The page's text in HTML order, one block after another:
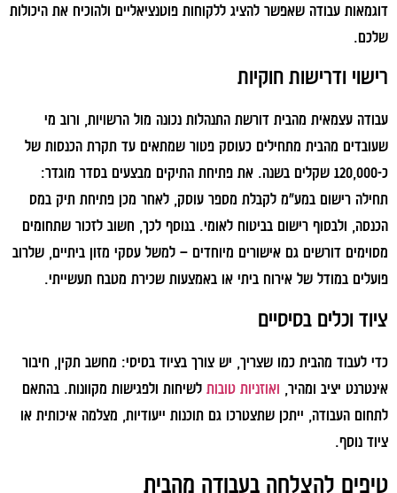
דוגמאות עבודה שאפשר להציג ללקוחות פוטנציאליים ולהוכיח את היכולות
שלכם.
רישוי ודרישות חוקיות
עבודה עצמאית מהבית דורשת התנהלות נכונה מול הרשויות, ורוב מי
שעובדים מהבית מתחילים כעוסק פטור שמתאים עד תקרת הכנסות של
כ-120,000 שקלים בשנה. את פתיחת התיקים מבצעים בסדר מוגדר:
תחילה רישום במע"מ לקבלת מספר עוסק, לאחר מכן פתיחת תיק במס
הכנסה, ולבסוף רישום בביטוח לאומי. בנוסף לכך, חשוב לזכור שתחומים
מסוימים דורשים גם אישורים מיוחדים – למשל עסקי מזון ביתיים, שלרוב
פועלים במודל של אירוח ביתי או באמצעות שכירת מטבח תעשייתי.
ציוד וכלים בסיסיים
כדי לעבוד מהבית כמו שצריך, יש צורך בציוד בסיסי: מחשב תקין, חיבור
אינטרנט יציב ומהיר, ואוזניות טובות לשיחות ולפגישות מקוונות. בהתאם
לתחום העבודה, ייתכן שתצטרכו גם תוכנות ייעודיות, מצלמה איכותית או
ציוד נוסף.
טיפים להצלחה בעבודה מהבית